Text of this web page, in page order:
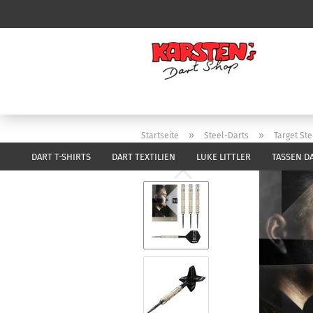
DART T-SHIRTS DART TEXTILIEN LUKE LITTLER TASSEN
Startseite » Steel-Darts » Target